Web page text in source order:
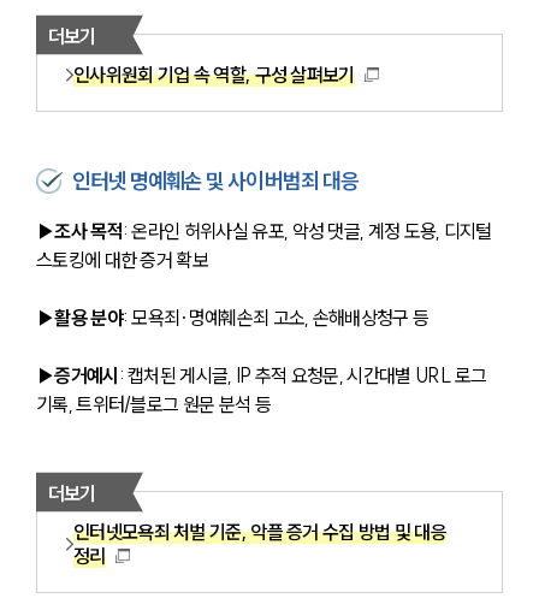
더보기
인사위원회 기업 속 역할, 구성 살펴보기
인터넷 명예훼손 및 사이버범죄 대응
▶조사 목적: 온라인 허위사실 유포, 악성 댓글, 계정 도용, 디지털
스토킹에 대한 증거 확보
▶활용 분야: 모욕죄·명예훼손죄 고소, 손해배상청구 등
▶증거예시 : 캡처된 게시글, IP 추적 요청문, 시간대별 URL 로그
기록, 트위터/블로그 원문 분석 등
더보기
인터넷모욕죄 처벌 기준, 악플 증거 수집 방법 및 대응
정리